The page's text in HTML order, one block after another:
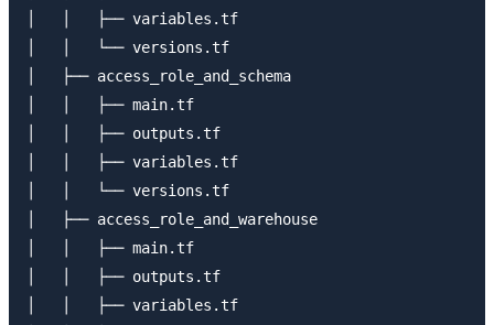
│   │   ├── variables.tf
│   │   └── versions.tf
│   ├── access_role_and_schema
│   │   ├── main.tf
│   │   ├── outputs.tf
│   │   ├── variables.tf
│   │   └── versions.tf
│   ├── access_role_and_warehouse
│   │   ├── main.tf
│   │   ├── outputs.tf
│   │   ├── variables.tf